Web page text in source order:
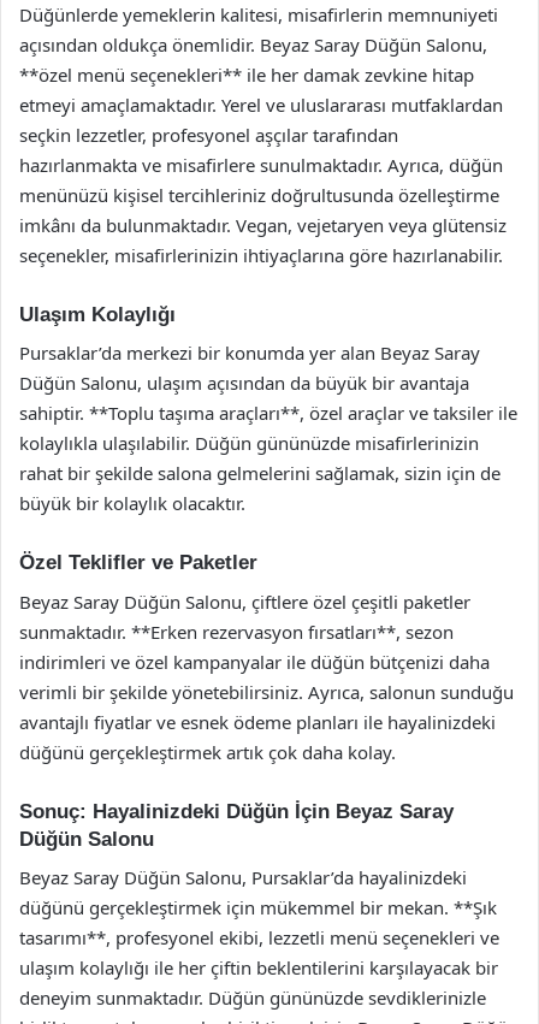
Düğünlerde yemeklerin kalitesi, misafirlerin memnuniyeti
açısından oldukça önemlidir. Beyaz Saray Düğün Salonu,
**özel menü seçenekleri** ile her damak zevkine hitap
etmeyi amaçlamaktadır. Yerel ve uluslararası mutfaklardan
seçkin lezzetler, profesyonel aşçılar tarafından
hazırlanmakta ve misafirlere sunulmaktadır. Ayrıca, düğün
menünüzü kişisel tercihleriniz doğrultusunda özelleştirme
imkânı da bulunmaktadır. Vegan, vejetaryen veya glütensiz
seçenekler, misafirlerinizin ihtiyaçlarına göre hazırlanabilir.
Ulaşım Kolaylığı
Pursaklar’da merkezi bir konumda yer alan Beyaz Saray
Düğün Salonu, ulaşım açısından da büyük bir avantaja
sahiptir. **Toplu taşıma araçları**, özel araçlar ve taksiler ile
kolaylıkla ulaşılabilir. Düğün gününüzde misafirlerinizin
rahat bir şekilde salona gelmelerini sağlamak, sizin için de
büyük bir kolaylık olacaktır.
Özel Teklifler ve Paketler
Beyaz Saray Düğün Salonu, çiftlere özel çeşitli paketler
sunmaktadır. **Erken rezervasyon fırsatları**, sezon
indirimleri ve özel kampanyalar ile düğün bütçenizi daha
verimli bir şekilde yönetebilirsiniz. Ayrıca, salonun sunduğu
avantajlı fiyatlar ve esnek ödeme planları ile hayalinizdeki
düğünü gerçekleştirmek artık çok daha kolay.
Sonuç: Hayalinizdeki Düğün İçin Beyaz Saray
Düğün Salonu
Beyaz Saray Düğün Salonu, Pursaklar’da hayalinizdeki
düğünü gerçekleştirmek için mükemmel bir mekan. **Şık
tasarımı**, profesyonel ekibi, lezzetli menü seçenekleri ve
ulaşım kolaylığı ile her çiftin beklentilerini karşılayacak bir
deneyim sunmaktadır. Düğün gününüzde sevdiklerinizle